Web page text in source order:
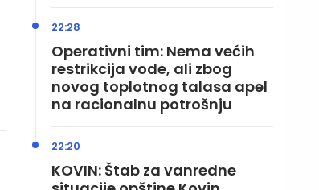
Operativni tim: Nema većih
restrikcija vode, ali zbog
novog toplotnog talasa apel
na racionalnu potrošnju
22:28
KOVIN: Štab za vanredne
22:20